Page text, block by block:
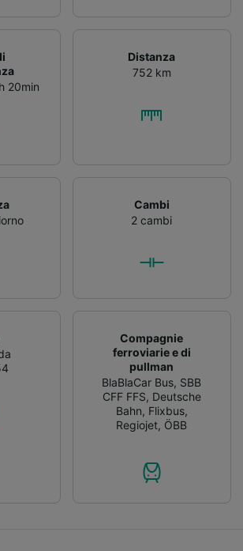
20min
Distanza
752 km
Cambi
2 cambi
Compagnie
ferroviarie e di
pullman
BlaBlaCar Bus, SBB
CFF FFS, Deutsche
Bahn, Flixbus,
Regiojet, ÖBB